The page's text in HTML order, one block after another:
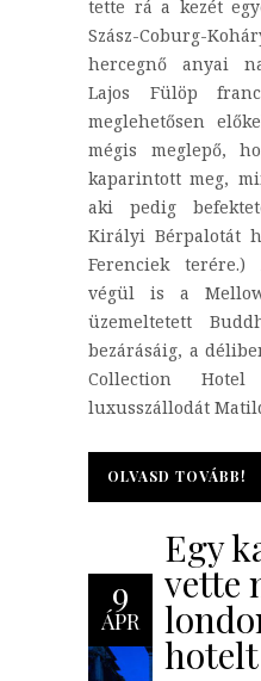
tette rá a kezét
Szász-Coburg-
hercegnő anyai
Lajos Fülöp
meglehetősen
mégis meglepő,
kaparintott meg,
aki pedig
Királyi Bérpalotát
Ferenciek terére.)
végül is a
üzemeltetett
bezárásáig, a
Collection
luxusszállodát
OLVASD TOVÁBB!
OLVASD TOVÁBB!
9
ÁPR
Egy
vette
hotelt